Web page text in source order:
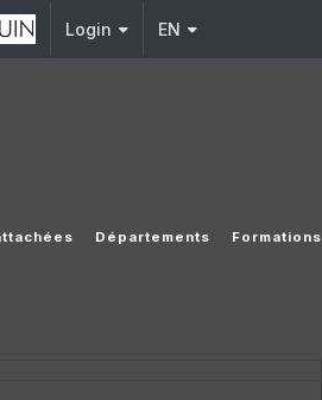
Login EN
Départements Formations